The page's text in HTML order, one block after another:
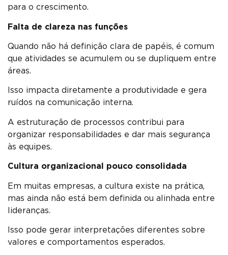
para o crescimento.
Falta de clareza nas funções
Quando não há definição clara de papéis, é comum
que atividades se acumulem ou se dupliquem entre
áreas.
Isso impacta diretamente a produtividade e gera
ruídos na comunicação interna.
A estruturação de processos contribui para
organizar responsabilidades e dar mais segurança
às equipes.
Cultura organizacional pouco consolidada
Em muitas empresas, a cultura existe na prática,
mas ainda não está bem definida ou alinhada entre
lideranças.
Isso pode gerar interpretações diferentes sobre
valores e comportamentos esperados.